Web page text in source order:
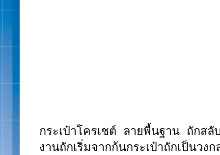
กระเป๋าโครเชต์ ลายพื้นฐาน ถักสลั
งานถักเริ่มจากก้นกระเป๋าถักเป็นว